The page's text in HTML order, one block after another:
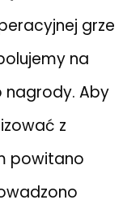
grze
na
nagrody. Aby
z
powitano